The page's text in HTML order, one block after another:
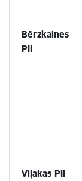
Bērzkalnes
PII
Viļakas PII